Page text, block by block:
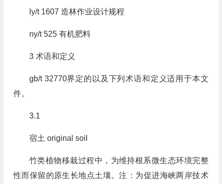
ly/t 1607 造林作业设计规程
ny/t 525 有机肥料
3 术语和定义
gb/t 32770界定的以及下列术语和定义适用于本文
件。
3.1
宿土 original soil
竹类植物移栽过程中，为维持根系微生态环境完整
性而保留的原生长地点土壤。注：为促进海峡两岸技术